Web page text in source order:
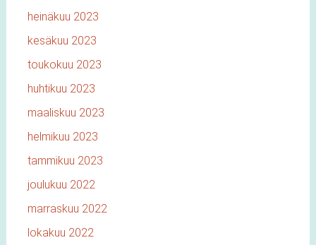
heinäkuu 2023
kesäkuu 2023
toukokuu 2023
huhtikuu 2023
maaliskuu 2023
helmikuu 2023
tammikuu 2023
joulukuu 2022
marraskuu 2022
lokakuu 2022